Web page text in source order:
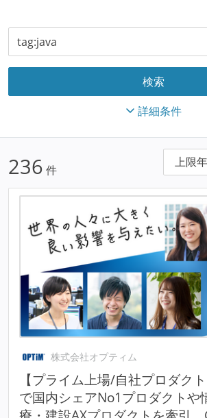
詳細条件
236 件
株式会社オプティム
【プライム上場/自社プロダク
で国内シェアNo1プロダクトや